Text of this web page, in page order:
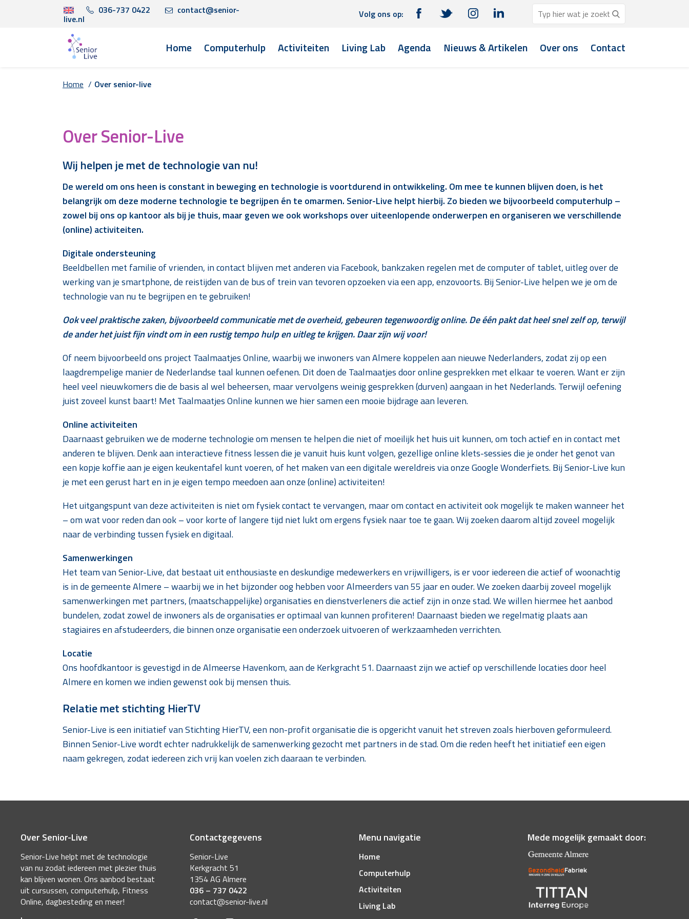
036-737 0422 contact@senior-
live.nl Volg ons op:
Home Computerhulp Activiteiten Living Lab Agenda Nieuws & Artikelen Over ons Contact
Home / Over senior-live
Over Senior-Live
Wij helpen je met de technologie van nu!
De wereld om ons heen is constant in beweging en technologie is voortdurend in ontwikkeling. Om mee te kunnen blijven doen, is het
belangrijk om deze moderne technologie te begrijpen én te omarmen. Senior-Live helpt hierbij. Zo bieden we bijvoorbeeld computerhulp –
zowel bij ons op kantoor als bij je thuis, maar geven we ook workshops over uiteenlopende onderwerpen en organiseren we verschillende
(online) activiteiten.
Digitale ondersteuning
Beeldbellen met familie of vrienden, in contact blijven met anderen via Facebook, bankzaken regelen met de computer of tablet, uitleg over de
werking van je smartphone, de reistijden van de bus of trein van tevoren opzoeken via een app, enzovoorts. Bij Senior-Live helpen we je om de
technologie van nu te begrijpen en te gebruiken!
Ookveel praktische zaken, bijvoorbeeld communicatie met de overheid, gebeuren tegenwoordig online. De één pakt dat heel snel zelf op, terwijl
de ander het juist fijn vindt om in een rustig tempo hulp en uitleg te krijgen. Daar zijn wij voor!
Of neem bijvoorbeeld ons project Taalmaatjes Online, waarbij we inwoners van Almere koppelen aan nieuwe Nederlanders, zodat zij op een
laagdrempelige manier de Nederlandse taal kunnen oefenen. Dit doen de Taalmaatjes door online gesprekken met elkaar te voeren. Want er zijn
heel veel nieuwkomers die de basis al wel beheersen, maar vervolgens weinig gesprekken (durven) aangaan in het Nederlands. Terwijl oefening
juist zoveel kunst baart! Met Taalmaatjes Online kunnen we hier samen een mooie bijdrage aan leveren.
Online activiteiten
Daarnaast gebruiken we de moderne technologie om mensen te helpen die niet of moeilijk het huis uit kunnen, om toch actief en in contact met
anderen te blijven. Denk aan interactieve fitness lessen die je vanuit huis kunt volgen, gezellige online klets-sessies die je onder het genot van
een kopje koffie aan je eigen keukentafel kunt voeren, of het maken van een digitale wereldreis via onze Google Wonderfiets. Bij Senior-Live kun
je met een gerust hart en in je eigen tempo meedoen aan onze (online) activiteiten!
Het uitgangspunt van deze activiteiten is niet om fysiek contact te vervangen, maar om contact en activiteit ook mogelijk te maken wanneer het
– om wat voor reden dan ook – voor korte of langere tijd niet lukt om ergens fysiek naar toe te gaan. Wij zoeken daarom altijd zoveel mogelijk
naar de verbinding tussen fysiek en digitaal.
Samenwerkingen
Het team van Senior-Live, dat bestaat uit enthousiaste en deskundige medewerkers en vrijwilligers, is er voor iedereen die actief of woonachtig
is in de gemeente Almere – waarbij we in het bijzonder oog hebben voor Almeerders van 55 jaar en ouder. We zoeken daarbij zoveel mogelijk
samenwerkingen met partners, (maatschappelijke) organisaties en dienstverleners die actief zijn in onze stad. We willen hiermee het aanbod
bundelen, zodat zowel de inwoners als de organisaties er optimaal van kunnen profiteren! Daarnaast bieden we regelmatig plaats aan
stagiaires en afstudeerders, die binnen onze organisatie een onderzoek uitvoeren of werkzaamheden verrichten.
Locatie
Ons hoofdkantoor is gevestigd in de Almeerse Havenkom, aan de Kerkgracht 51. Daarnaast zijn we actief op verschillende locaties door heel
Almere en komen we indien gewenst ook bij mensen thuis.
Relatie met stichting HierTV
Senior-Live is een initiatief van Stichting HierTV, een non-profit organisatie die is opgericht vanuit het streven zoals hierboven geformuleerd.
Binnen Senior-Live wordt echter nadrukkelijk de samenwerking gezocht met partners in de stad. Om die reden heeft het initiatief een eigen
naam gekregen, zodat iedereen zich vrij kan voelen zich daaraan te verbinden.
Over Senior-Live
Senior-Live helpt met de technologie
van nu zodat iedereen met plezier thuis
kan blijven wonen. Ons aanbod bestaat
uit cursussen, computerhulp, Fitness
Online, dagbesteding en meer!
Contactgegevens
Senior-Live
Kerkgracht 51
1354 AG Almere
036 – 737 0422
contact@senior-live.nl
Menu navigatie
Home
Computerhulp
Activiteiten
Living Lab
Mede mogelijk gemaakt door: